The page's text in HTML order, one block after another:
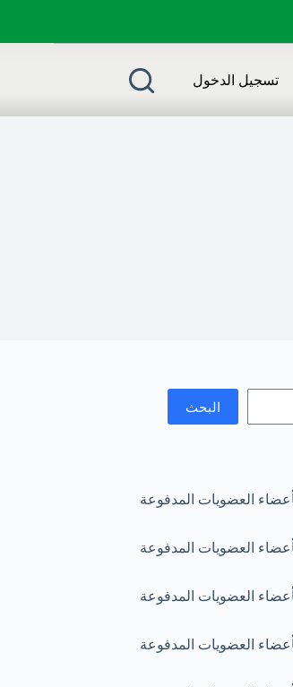
تسجيل الدخول
البحث
العضويات المدفوعة
العضويات المدفوعة
العضويات المدفوعة
العضويات المدفوعة